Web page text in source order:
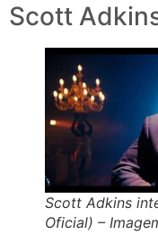
Scott
Scott Adkins
Oficial) –